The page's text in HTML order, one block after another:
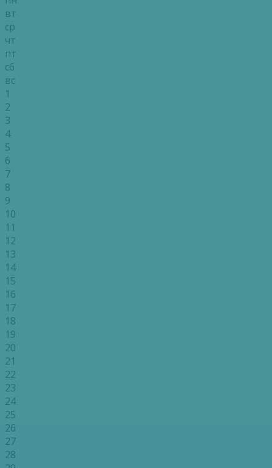
вт
ср
чт
пт
сб
вс
1
2
3
4
5
6
7
8
9
10
11
12
13
14
15
16
17
18
19
20
21
22
23
24
25
26
27
28